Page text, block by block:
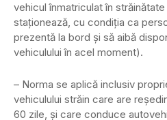
vehicul înmatriculat în
staţionează, cu condiţia ca
prezentă la bord şi să aibă
vehiculului în acel moment).
– Norma se aplică inclusiv
vehiculului străin care are
60 zile, şi care conduce